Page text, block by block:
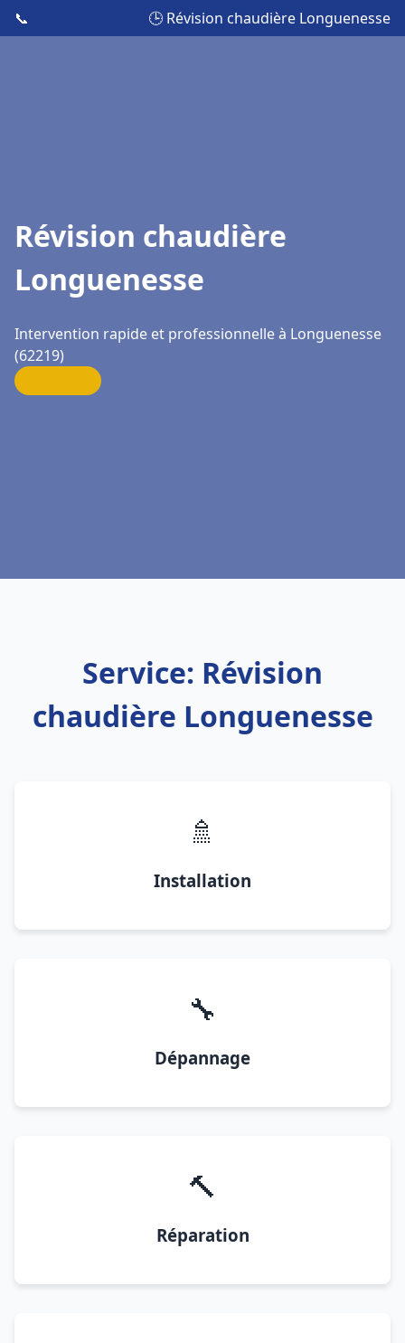
📞 🕒 Révision chaudière Longuenesse
Révision chaudière
Longuenesse
Intervention rapide et professionnelle à Longuenesse
(62219)
Service: Révision
chaudière Longuenesse
🚿
Installation
🔧
Dépannage
🔨
Réparation